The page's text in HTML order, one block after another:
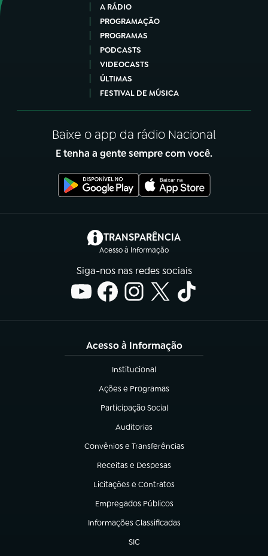
A RÁDIO
PROGRAMAÇÃO
PROGRAMAS
PODCASTS
VIDEOCASTS
ÚLTIMAS
FESTIVAL DE MÚSICA
Baixe o app da rádio Nacional
E tenha a gente sempre com você.
TRANSPARÊNCIA
Acesso à Informação
(abre em nova aba)
Siga-nos nas redes sociais
Acesso à Informação
Institucional
(abre em nova aba)
Ações e Programas
(abre em nova aba)
Participação Social
(abre em nova aba)
Auditorias
(abre em nova aba)
Convênios e Transferências
(abre em nova aba)
Receitas e Despesas
(abre em nova aba)
Licitações e Contratos
(abre em nova aba)
Empregados Públicos
(abre em nova aba)
Informações Classificadas
(abre em nova aba)
SIC
(abre em nova aba)